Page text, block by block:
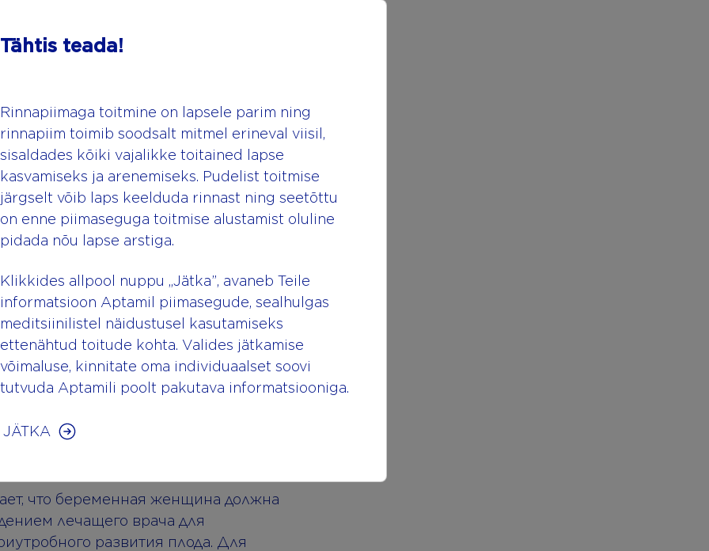
являются наследственными,
изменениям все более
в предрасположенности,
окружающих факторов на
что, не вызывая изменений в
(так называемую
факторов, имеющих доказанные
включают, например, табачный
во время беременности, т.е.
табачного дыма). Это означает,
будущей матери могут
риск развития аллергии у
генетической
вещества оказывающии
на центральную нервную
внимание на уровень
и своем ребенке во время
что беременная женщина должна
лечащего врача для
развития плода. Для
Tähtis teada!
Rinnapiimaga toitmine on lapsele parim ning
rinnapiim toimib soodsalt mitmel erineval viisil,
sisaldades kõiki vajalikke toitained lapse
kasvamiseks ja arenemiseks. Pudelist toitmise
järgselt võib laps keelduda rinnast ning seetõttu
on enne piimaseguga toitmise alustamist oluline
pidada nõu lapse arstiga.
Klikkides allpool nuppu „Jätka”, avaneb Teile
informatsioon Aptamil piimasegude, sealhulgas
meditsiinilistel näidustusel kasutamiseks
ettenähtud toitude kohta. Valides jätkamise
võimaluse, kinnitate oma individuaalset soovi
tutvuda Aptamili poolt pakutava informatsiooniga.
JÄTKA